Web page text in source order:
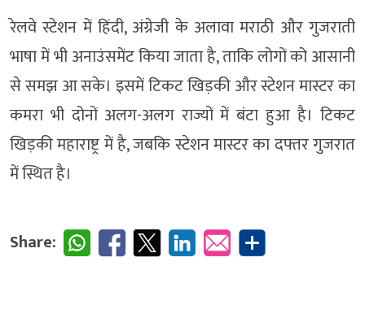
रेलवे स्टेशन में हिंदी, अंग्रेजी के अलावा मराठी और गुजराती
भाषा में भी अनाउंसमेंट किया जाता है, ताकि लोगों को आसानी
से समझ आ सके। इसमें टिकट खिड़की और स्टेशन मास्टर का
कमरा भी दोनों अलग-अलग राज्यों में बंटा हुआ है। टिकट
खिड़की महाराष्ट्र में है, जबकि स्टेशन मास्टर का दफ्तर गुजरात
में स्थित है।
Share: